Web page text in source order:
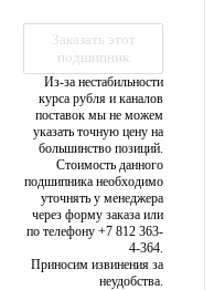
Заказать этот
подшипник
Из-за нестабильности
курса рубля и каналов
поставок мы не можем
указать точную цену на
большинство позиций.
Стоимость данного
подшипника необходимо
уточнять у менеджера
через форму заказа или
по телефону +7 812 363-
4-364.
Приносим извинения за
неудобства.